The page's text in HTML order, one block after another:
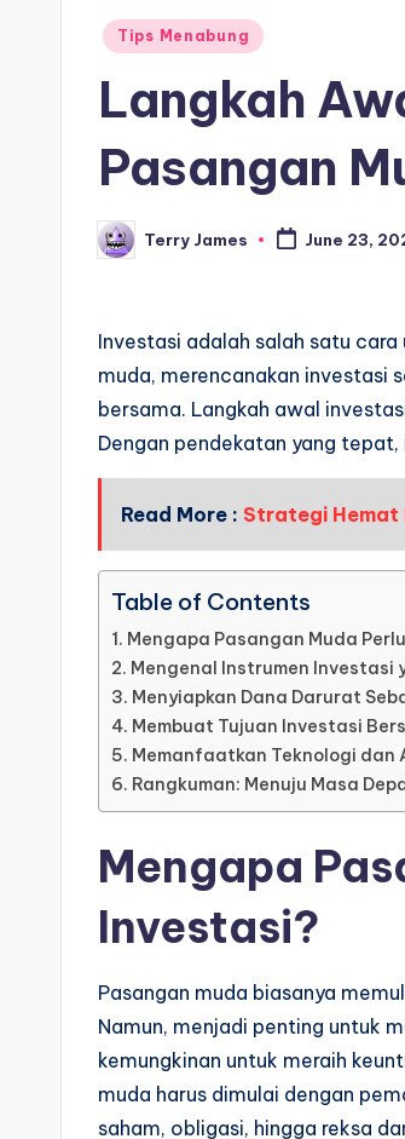
Posted
Tips Menabung
Langkah
Pasangan
Posted
by
Terry James June 23,
Investasi adalah salah satu
muda, merencanakan investasi
bersama. Langkah awal
Dengan pendekatan yang
Read More : Strategi Hemat
Table of Contents
Mengapa Pasangan Muda
Mengenal Instrumen Investasi
Menyiapkan Dana Darurat
Membuat Tujuan Investasi
Memanfaatkan Teknologi dan
Rangkuman: Menuju Masa
Mengapa
Investasi?
Pasangan muda biasanya
Namun, menjadi penting untuk
kemungkinan untuk meraih
muda harus dimulai dengan
saham, obligasi, hingga reksa